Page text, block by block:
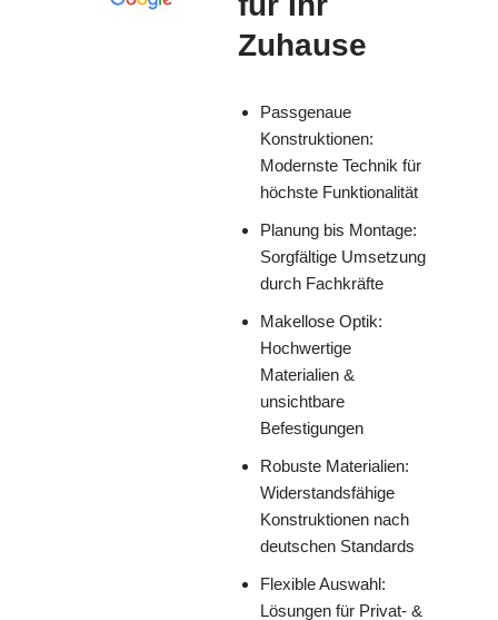
Zuhause
Passgenaue
Konstruktionen:
Modernste Technik für
höchste Funktionalität
Planung bis Montage:
Sorgfältige Umsetzung
durch Fachkräfte
Makellose Optik:
Hochwertige
Materialien &
unsichtbare
Befestigungen
Robuste Materialien:
Widerstandsfähige
Konstruktionen nach
deutschen Standards
Flexible Auswahl:
Lösungen für Privat- &